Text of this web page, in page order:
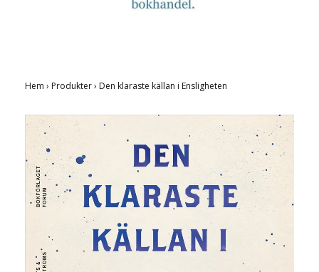
Hem › Produkter› Den klaraste källan i Ensligheten